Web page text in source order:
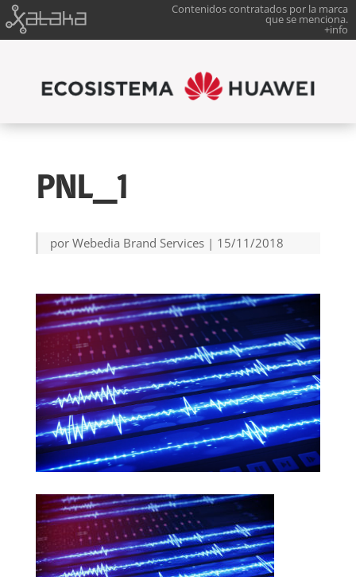
Contenidos contratados por la marca
que se menciona.
+info
PNL_1
por Webedia Brand Services| 15/11/2018